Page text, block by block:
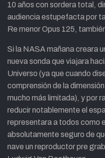
10 años con sordera total,
audiencia estupefacta por
Re menor Opus 125,
Si la NASA mañana creara
nueva sonda que viajara
Universo (ya que cuando
comprensión de la
mucho más limitada), y por
reducir notablemente el
representara a todos como
absolutamente seguro de
nave un reproductor pre